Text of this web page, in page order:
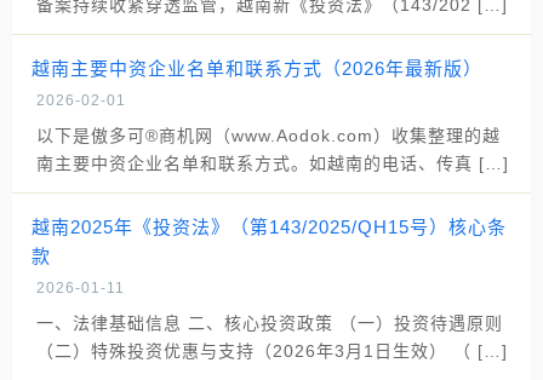
备案持续收紧穿透监管，越南新《投资法》（143/202 […]
越南主要中资企业名单和联系方式（2026年最新版）
2026-02-01
以下是傲多可®商机网（www.Aodok.com）收集整理的越
南主要中资企业名单和联系方式。如越南的电话、传真 […]
越南2025年《投资法》（第143/2025/QH15号）核心条
款
2026-01-11
一、法律基础信息 二、核心投资政策 （一）投资待遇原则
（二）特殊投资优惠与支持（2026年3月1日生效） （ […]